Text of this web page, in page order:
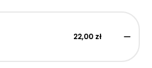
22,00 zł